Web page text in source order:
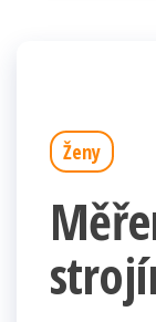
Ženy